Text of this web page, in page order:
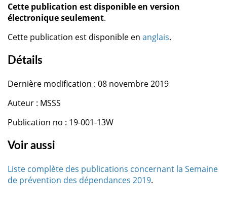
Cette publication est disponible en version
électronique seulement.
Cette publication est disponible en anglais.
Détails
Dernière modification : 08 novembre 2019
Auteur : MSSS
Publication no : 19-001-13W
Voir aussi
Liste complète des publications concernant la Semaine
de prévention des dépendances 2019.